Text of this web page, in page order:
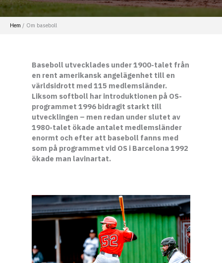
Hem Om baseboll
Baseboll utvecklades under 1900-talet från
en rent amerikansk angelägenhet till en
världsidrott med 115 medlemsländer.
Liksom softboll har introduktionen på OS-
programmet 1996 bidragit starkt till
utvecklingen – men redan under slutet av
1980-talet ökade antalet medlemsländer
enormt och efter att baseboll fanns med
som på programmet vid OS i Barcelona 1992
ökade man lavinartat.